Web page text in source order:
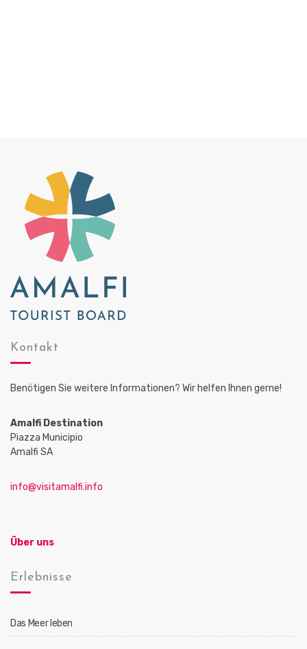
Kontakt
Benötigen Sie weitere Informationen? Wir helfen Ihnen gerne!
Amalfi Destination
Piazza Municipio
Amalfi SA
info@visitamalfi.info
Über uns
Erlebnisse
Das Meer leben